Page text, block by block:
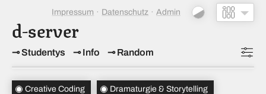
d-server
Studentys Info Random
Impressum Datenschutz Admin
Topics(2)
Creative Coding Dramaturgie & Storytelling